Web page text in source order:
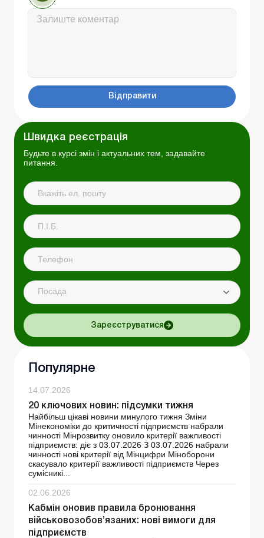
Відправити
Швидка реєстрація
Будьте в курсі змін і актуальних тем, задавайте
питання.
Посада
Зареєструватися
Популярне
14.07.2026
20 ключових новин: підсумки тижня
Найбільш цікаві новини минулого тижня Зміни
Мінекономіки до критичності підприємств набрали
чинності Мінрозвитку оновило критерії важливості
підприємств: діє з 03.07.2026 З 03.07.2026 набрали
чинності нові критерії від Мінцифри Міноборони
скасувало критерії важливості підприємств Через
сумісникі...
02.06.2026
Кабмін оновив правила бронювання
військовозобов’язаних: нові вимоги для
підприємств